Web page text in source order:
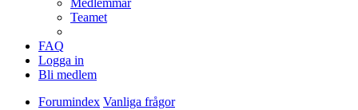
Teamet
FAQ
Logga in
Bli medlem
Forumindex Vanliga frågor